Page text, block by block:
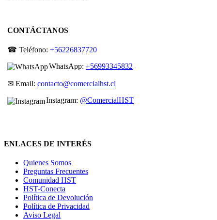
CONTÁCTANOS
☎ Teléfono: +56226837720
WhatsApp: +56993345832
✉ Email: contacto@comercialhst.cl
Instagram: @ComercialHST
ENLACES DE INTERÉS
Quienes Somos
Preguntas Frecuentes
Comunidad HST
HST-Conecta
Política de Devolución
Política de Privacidad
Aviso Legal